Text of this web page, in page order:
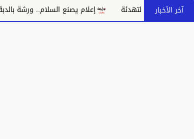
آخر الأخبارإعلام يصنع السلام.. ورشة بالدبة تدعو إلى مواجهة